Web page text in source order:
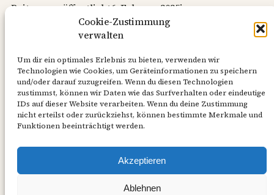
Cookie-Zustimmung
verwalten
Um dir ein optimales Erlebnis zu bieten, verwenden wir
Technologien wie Cookies, um Geräteinformationen zu speichern
und/oder darauf zuzugreifen. Wenn du diesen Technologien
zustimmst, können wir Daten wie das Surfverhalten oder eindeutige
IDs auf dieser Website verarbeiten. Wenn du deine Zustimmung
nicht erteilst oder zurückziehst, können bestimmte Merkmale und
Funktionen beeinträchtigt werden.
Akzeptieren
Ablehnen
Beitrag veröffentlicht6. Februar 2025in
Stiftungsgespräche
vonPeter Neitzel
Schlagwörter:
Stiftung, Zukunft Kirche in Volksdorf